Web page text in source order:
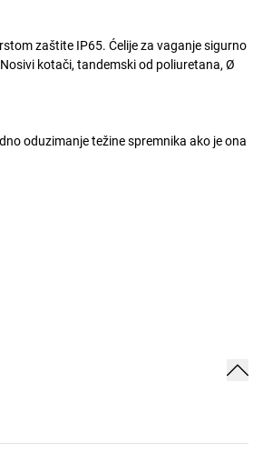
zaštite IP65. Ćelije za vaganje sigurno
kotači, tandemski od poliuretana, Ø
oduzimanje težine spremnika ako je ona